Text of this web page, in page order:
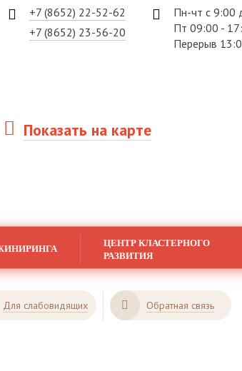
+7 (8652) 22-52-62
+7 (8652) 23-56-20
Пн-чт с 9:00
Пт 09:00 -
Перерыв
Показать на карте
ЦЕНТР КЛАСТЕРНОГО
РАЗВИТИЯ
Для слабовидящих Обратная связь